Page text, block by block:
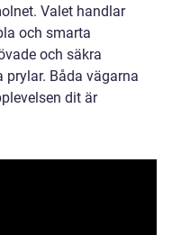
Valet handlar
och smarta
och säkra
Båda vägarna
dit är